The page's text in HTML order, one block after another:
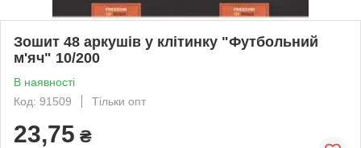
Зошит 48 аркушів у клітинку "Футбольний
м'яч" 10/200
В наявності
Код: 91509
Тільки опт
23,75 ₴